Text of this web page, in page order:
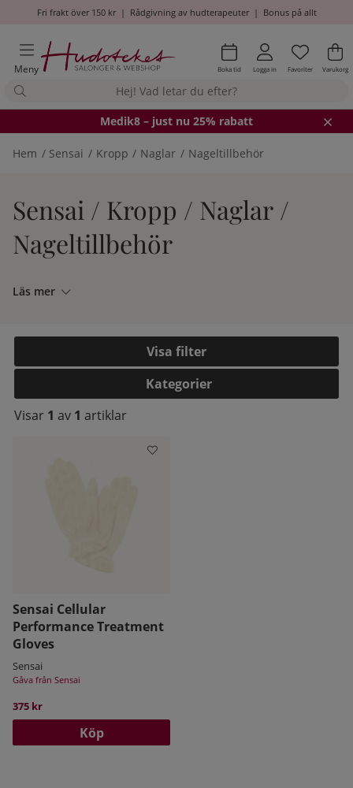
Fri frakt över 150 kr| Rådgivning av hudterapeuter| Bonus på allt
Meny Boka tid Logga in Antal i
.
Favoriter .
Varukorg
Medik8 – just nu 25% rabatt
Hem Sensai Kropp Naglar Nageltillbehör
Sensai / Kropp / Naglar /
Nageltillbehör
Läs mer
Filtrera
Kategorier
Visar 1 av 1 artiklar
Sensai Cellular
Performance Treatment
Gloves
Sensai
Gåva från Sensai
375 kr
Köp